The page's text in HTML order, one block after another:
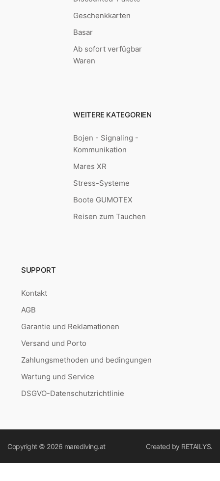
Geschenkkarten
Basar
Ab sofort verfügbar
Waren
WEITERE KATEGORIEN
Bojen - Signaling -
Kommunikation
Mares XR
Stress-Systeme
Boote GUMOTEX
Reisen zum Tauchen
SUPPORT
Kontakt
AGB
Garantie und Reklamationen
Versand und Porto
Zahlungsmethoden und bedingungen
Wartung und Service
DSGVO-Datenschutzrichtlinie
Copyright © 2026 marediving.at Created by RETAILYS.